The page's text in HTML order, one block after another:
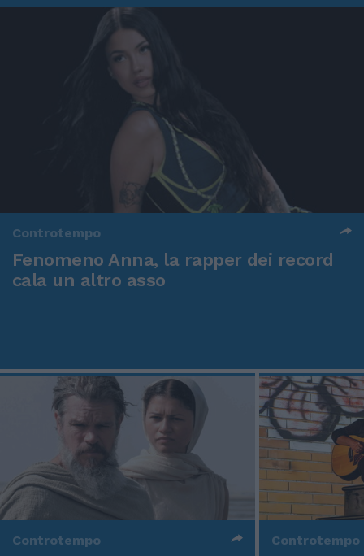
Controtempo
Fenomeno Anna, la rapper dei record
cala un altro asso
Controtempo Controtempo